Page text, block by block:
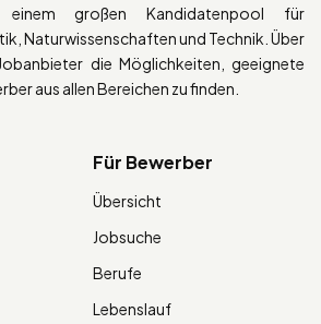
einem großen Kandidatenpool für
Naturwissenschaften und Technik. Über
die Möglichkeiten, geeignete
aus allen Bereichen zu finden.
Für Bewerber
Übersicht
Jobsuche
Berufe
Lebenslauf